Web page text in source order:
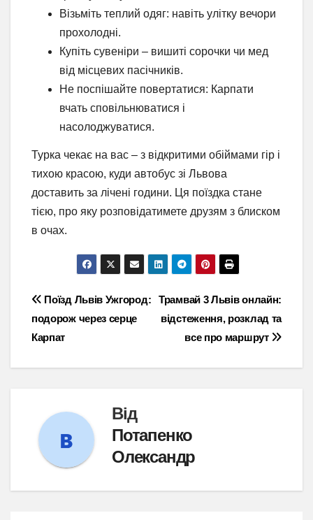
Візьміть теплий одяг: навіть улітку вечори
прохолодні.
Купіть сувеніри – вишиті сорочки чи мед
від місцевих пасічників.
Не поспішайте повертатися: Карпати
вчать сповільнюватися і
насолоджуватися.
Турка чекає на вас – з відкритими обіймами гір і
тихою красою, куди автобус зі Львова
доставить за лічені години. Ця поїздка стане
тією, про яку розповідатимете друзям з блиском
в очах.
Навігація
записів
Трамвай 3 Львів онлайн:
відстеження, розклад та
все про маршрут
Поїзд Львів Ужгород:
подорож через серце
Карпат
Від
Потапенко
Олександр